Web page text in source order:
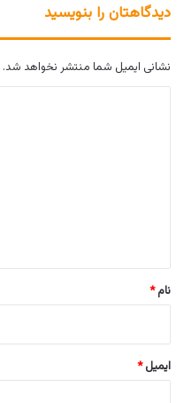
دیدگاهتان را بنویسید
نشانی ایمیل شما منتشر نخواهد شد.
نام*
ایمیل*